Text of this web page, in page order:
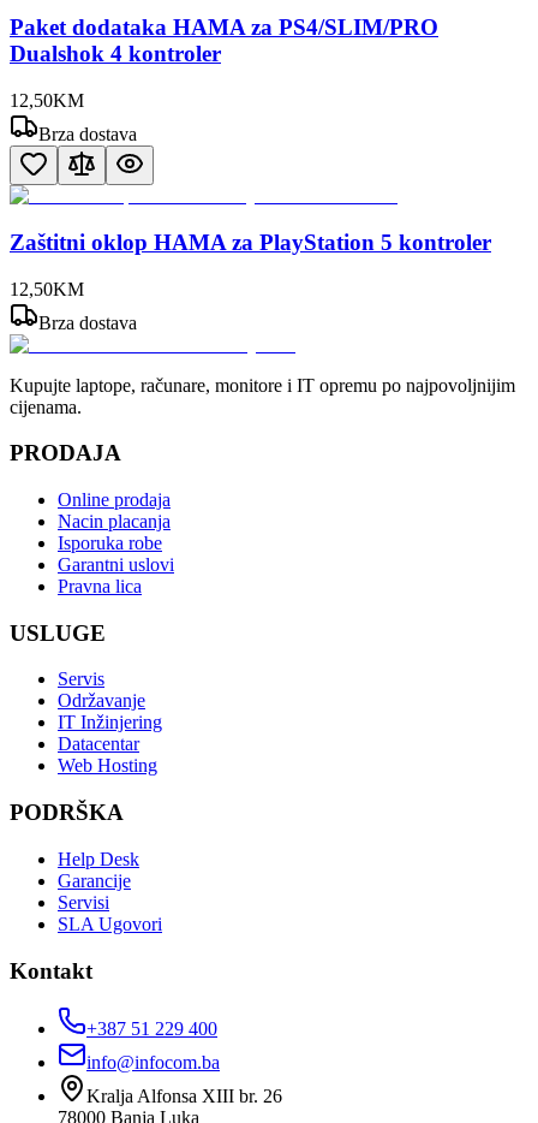
Paket dodataka HAMA za PS4/SLIM/PRO
Dualshok 4 kontroler
12,50KM
Brza dostava
Zaštitni oklop HAMA za PlayStation 5 kontroler
12,50KM
Brza dostava
Kupujte laptope, računare, monitore i IT opremu po najpovoljnijim
cijenama.
PRODAJA
Online prodaja
Nacin placanja
Isporuka robe
Garantni uslovi
Pravna lica
USLUGE
Servis
Održavanje
IT Inžinjering
Datacentar
Web Hosting
PODRŠKA
Help Desk
Garancije
Servisi
SLA Ugovori
Kontakt
+387 51 229 400
info@infocom.ba
Kralja Alfonsa XIII br. 26
78000 Banja Luka